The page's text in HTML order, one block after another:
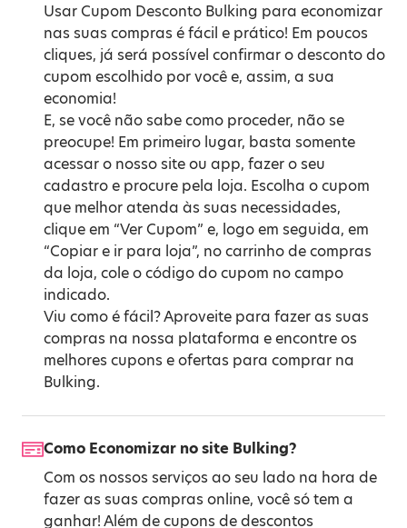
Usar Cupom Desconto Bulking para economizar
nas suas compras é fácil e prático! Em poucos
cliques, já será possível confirmar o desconto do
cupom escolhido por você e, assim, a sua
economia!
E, se você não sabe como proceder, não se
preocupe! Em primeiro lugar, basta somente
acessar o nosso site ou app, fazer o seu
cadastro e procure pela loja. Escolha o cupom
que melhor atenda às suas necessidades,
clique em “Ver Cupom” e, logo em seguida, em
“Copiar e ir para loja”, no carrinho de compras
da loja, cole o código do cupom no campo
indicado.
Viu como é fácil? Aproveite para fazer as suas
compras na nossa plataforma e encontre os
melhores cupons e ofertas para comprar na
Bulking.
Como Economizar no site Bulking?
Com os nossos serviços ao seu lado na hora de
fazer as suas compras online, você só tem a
ganhar! Além de cupons de descontos